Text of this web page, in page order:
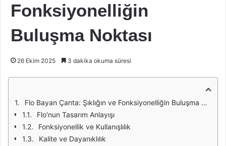
Fonksiyonelliğin
Buluşma Noktası
26 Ekim 2025 3 dakika okuma süresi
Flo Bayan Çanta: Şıklığın ve Fonksiyonelliğin Buluşma Noktası
Flo'nun Tasarım Anlayışı
Fonksiyonellik ve Kullanışlılık
Kalite ve Dayanıklılık